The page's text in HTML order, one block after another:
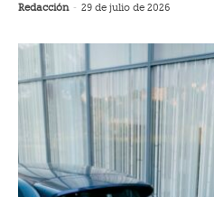
Redacción - 29 de julio de 2026